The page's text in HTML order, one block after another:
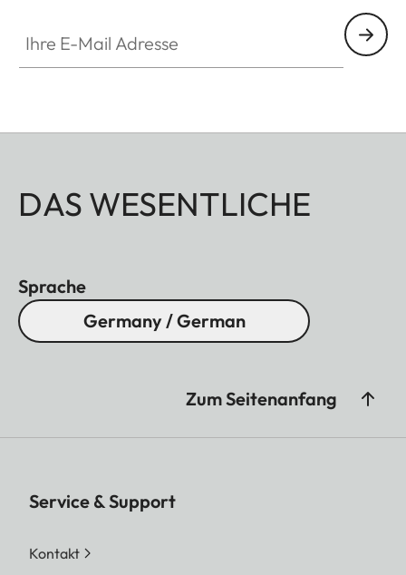
DAS WESENTLICHE
Sprache
Germany / German
Zum Seitenanfang
Service & Support
Kontakt